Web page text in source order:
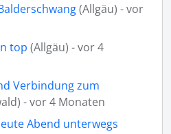
(Allgäu) - vor
top (Allgäu) - vor 4
Verbindung zum
- vor 4 Monaten
Abend unterwegs